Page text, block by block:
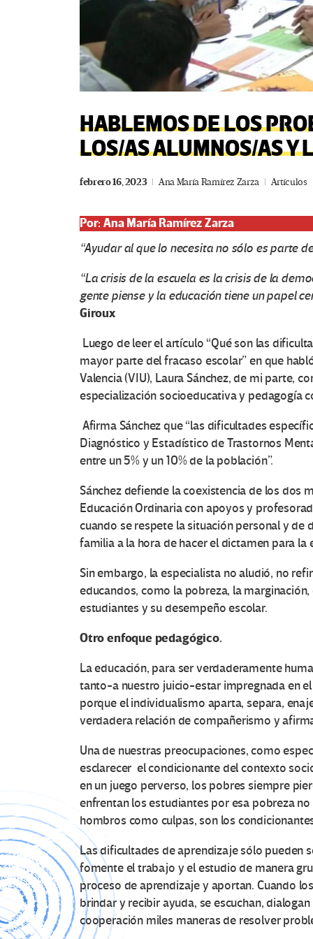
HABLEMOS DE LOS
LOS/AS ALUMNOS/AS Y
febrero 16, 2023 Ana María Ramírez Zarza Artículos
Por: Ana María Ramírez Zarza
“Ayudar al que lo necesita no sólo es parte
“La crisis de la escuela es la crisis de la
gente piense y la educación tiene un papel
Giroux
Luego de leer el artículo “Qué son las
mayor parte del fracaso escolar” en que
Valencia (VIU), Laura Sánchez, de mi parte,
especialización socioeducativa y pedagogía
Afirma Sánchez que “las dificultades
Diagnóstico y Estadístico de Trastornos
entre un 5% y un 10% de la población”.
Sánchez defiende la coexistencia de los dos
Educación Ordinaria con apoyos y
cuando se respete la situación personal y
familia a la hora de hacer el dictamen para la
Sin embargo, la especialista no aludió, no
educandos, como la pobreza, la
estudiantes y su desempeño escolar.
Otro enfoque pedagógico.
La educación, para ser verdaderamente
tanto-a nuestro juicio-estar impregnada en
porque el individualismo aparta, separa,
verdadera relación de compañerismo y
Una de nuestras preocupaciones, como
esclarecer el condicionante del contexto
en un juego perverso, los pobres siempre
enfrentan los estudiantes por esa pobreza
hombros como culpas, son los
Las dificultades de aprendizaje sólo pueden
fomente el trabajo y el estudio de manera
proceso de aprendizaje y aportan. Cuando
brindar y recibir ayuda, se escuchan,
cooperación miles maneras de resolver